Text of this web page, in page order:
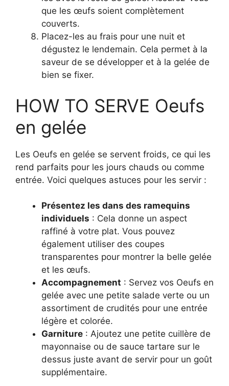
que les œufs soient complètement
couverts.
Placez-les au frais pour une nuit et
dégustez le lendemain. Cela permet à la
saveur de se développer et à la gelée de
bien se fixer.
HOW TO SERVE Oeufs
en gelée
Les Oeufs en gelée se servent froids, ce qui les
rend parfaits pour les jours chauds ou comme
entrée. Voici quelques astuces pour les servir :
Présentez les dans des ramequins
individuels : Cela donne un aspect
raffiné à votre plat. Vous pouvez
également utiliser des coupes
transparentes pour montrer la belle gelée
et les œufs.
Accompagnement : Servez vos Oeufs en
gelée avec une petite salade verte ou un
assortiment de crudités pour une entrée
légère et colorée.
Garniture : Ajoutez une petite cuillère de
mayonnaise ou de sauce tartare sur le
dessus juste avant de servir pour un goût
supplémentaire.